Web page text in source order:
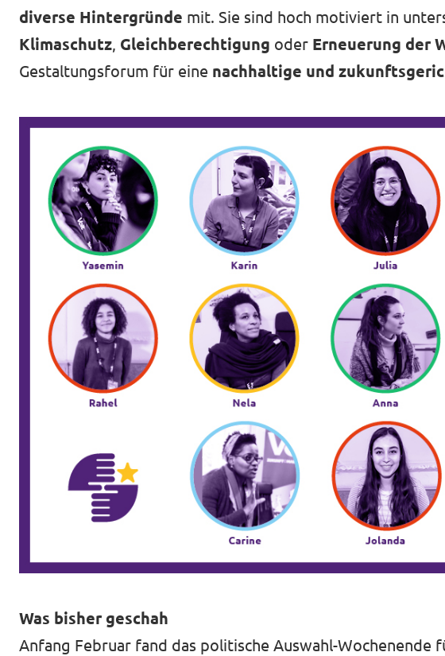
diverse Hintergründe mit. Sie sind hoch motiviert in
Klimaschutz Gleichberechtigung oder Erneuerung der
Gestaltungsforum für eine nachhaltige und
Was bisher geschah
Anfang Februar fand das politische Auswahl-